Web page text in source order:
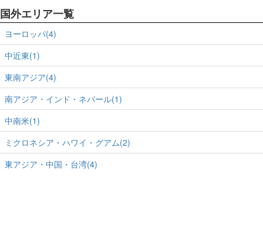
国外エリア一覧
ヨーロッパ(4)
中近東(1)
東南アジア(4)
南アジア・インド・ネパール(1)
中南米(1)
ミクロネシア・ハワイ・グアム(2)
東アジア・中国・台湾(4)